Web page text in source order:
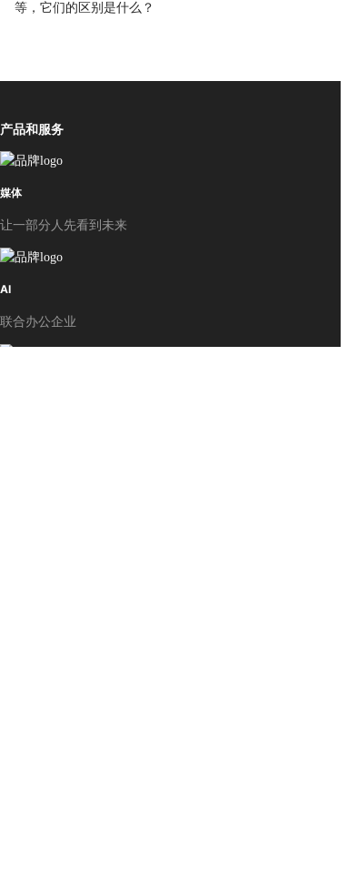
等，它们的区别是什么？
产品和服务
媒体
让一部分人先看到未来
AI
联合办公企业